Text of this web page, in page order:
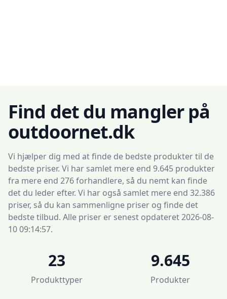
Find det du mangler på
outdoornet.dk
Vi hjælper dig med at finde de bedste produkter til de
bedste priser. Vi har samlet mere end 9.645 produkter
fra mere end 276 forhandlere, så du nemt kan finde
det du leder efter. Vi har også samlet mere end 32.386
priser, så du kan sammenligne priser og finde det
bedste tilbud. Alle priser er senest opdateret 2026-08-
10 09:14:57.
23
Produkttyper
9.645
Produkter